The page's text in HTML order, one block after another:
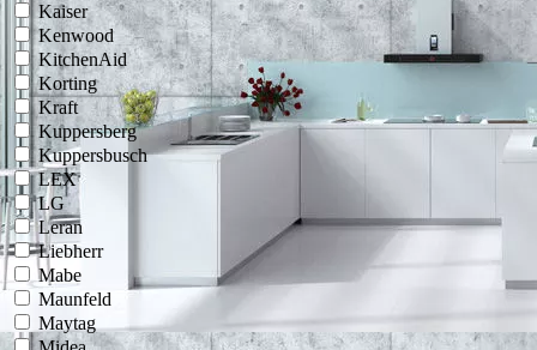
Kaiser
Kenwood
KitchenAid
Korting
Kraft
Kuppersberg
Kuppersbusch
LEX
LG
Leran
Liebherr
Mabe
Maunfeld
Maytag